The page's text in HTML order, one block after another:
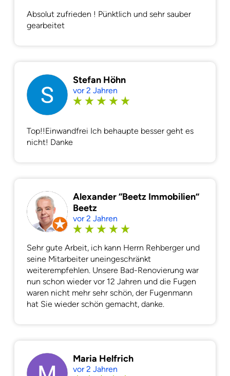
Absolut zufrieden ! Pünktlich und sehr sauber
gearbeitet
Stefan Höhn
vor 2 Jahren
Top!!Einwandfrei Ich behaupte besser geht es
nicht! Danke
Alexander “Beetz Immobilien”
Beetz
vor 2 Jahren
Sehr gute Arbeit, ich kann Herrn Rehberger und
seine Mitarbeiter uneingeschränkt
weiterempfehlen. Unsere Bad-Renovierung war
nun schon wieder vor 12 Jahren und die Fugen
waren nicht mehr sehr schön, der Fugenmann
hat Sie wieder schön gemacht, danke.
Maria Helfrich
vor 2 Jahren